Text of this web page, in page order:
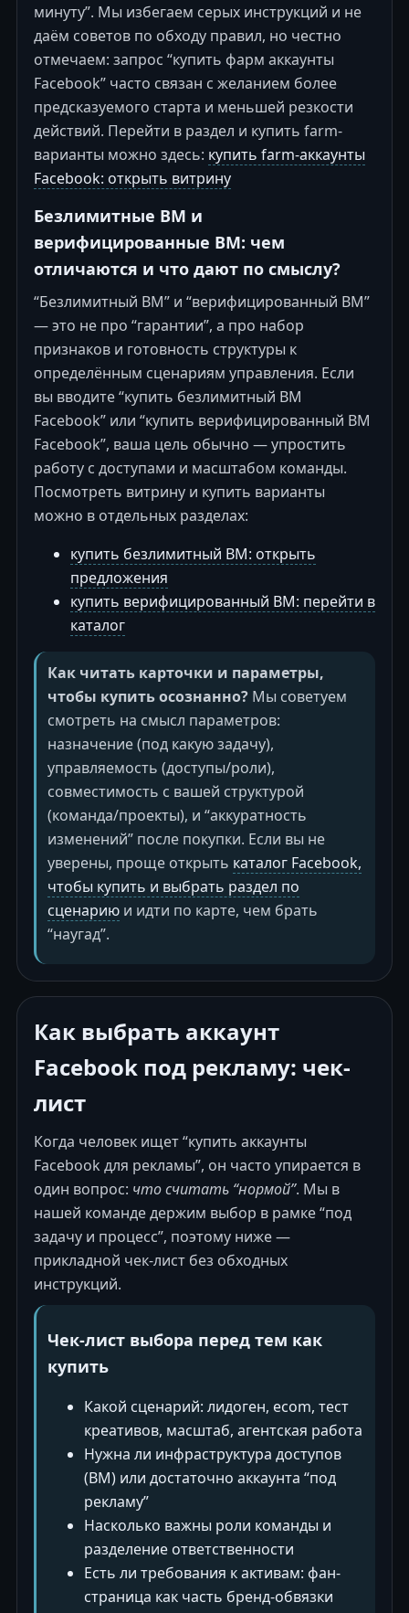
минуту”. Мы избегаем серых инструкций и не
даём советов по обходу правил, но честно
отмечаем: запрос “купить фарм аккаунты
Facebook” часто связан с желанием более
предсказуемого старта и меньшей резкости
действий. Перейти в раздел и купить farm-
варианты можно здесь: купить farm-аккаунты
Facebook: открыть витрину
Безлимитные BM и
верифицированные BM: чем
отличаются и что дают по смыслу?
“Безлимитный BM” и “верифицированный BM”
— это не про “гарантии”, а про набор
признаков и готовность структуры к
определённым сценариям управления. Если
вы вводите “купить безлимитный BM
Facebook” или “купить верифицированный BM
Facebook”, ваша цель обычно — упростить
работу с доступами и масштабом команды.
Посмотреть витрину и купить варианты
можно в отдельных разделах:
купить безлимитный BM: открыть
предложения
купить верифицированный BM: перейти в
каталог
Как читать карточки и параметры,
чтобы купить осознанно? Мы советуем
смотреть на смысл параметров:
назначение (под какую задачу),
управляемость (доступы/роли),
совместимость с вашей структурой
(команда/проекты), и “аккуратность
изменений” после покупки. Если вы не
уверены, проще открыть каталог Facebook,
чтобы купить и выбрать раздел по
сценарию и идти по карте, чем брать
“наугад”.
Как выбрать аккаунт
Facebook под рекламу: чек-
лист
Когда человек ищет “купить аккаунты
Facebook для рекламы”, он часто упирается в
один вопрос: что считать “нормой”. Мы в
нашей команде держим выбор в рамке “под
задачу и процесс”, поэтому ниже —
прикладной чек-лист без обходных
инструкций.
Чек-лист выбора перед тем как
купить
Какой сценарий: лидоген, ecom, тест
креативов, масштаб, агентская работа
Нужна ли инфраструктура доступов
(BM) или достаточно аккаунта “под
рекламу”
Насколько важны роли команды и
разделение ответственности
Есть ли требования к активам: фан-
страница как часть бренд-обвязки